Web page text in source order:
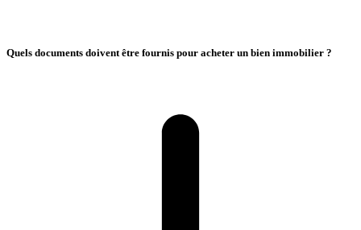
Quels documents doivent être fournis pour acheter un bien immobilier ?